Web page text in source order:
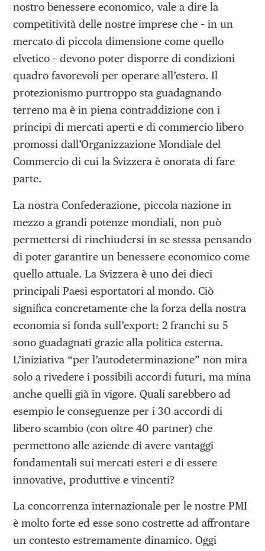
nostro benessere economico, vale a dire la
competitività delle nostre imprese che – in un
mercato di piccola dimensione come quello
elvetico – devono poter disporre di condizioni
quadro favorevoli per operare all’estero. Il
protezionismo purtroppo sta guadagnando
terreno ma è in piena contraddizione con i
principi di mercati aperti e di commercio libero
promossi dall’Organizzazione Mondiale del
Commercio di cui la Svizzera è onorata di fare
parte.
La nostra Confederazione, piccola nazione in
mezzo a grandi potenze mondiali, non può
permettersi di rinchiudersi in se stessa pensando
di poter garantire un benessere economico come
quello attuale. La Svizzera è uno dei dieci
principali Paesi esportatori al mondo. Ciò
significa concretamente che la forza della nostra
economia si fonda sull’export: 2 franchi su 5
sono guadagnati grazie alla politica esterna.
L’iniziativa “per l’autodeterminazione” non mira
solo a rivedere i possibili accordi futuri, ma mina
anche quelli già in vigore. Quali sarebbero ad
esempio le conseguenze per i 30 accordi di
libero scambio (con oltre 40 partner) che
permettono alle aziende di avere vantaggi
fondamentali sui mercati esteri e di essere
innovative, produttive e vincenti?
La concorrenza internazionale per le nostre PMI
è molto forte ed esse sono costrette ad affrontare
un contesto estremamente dinamico. Oggi